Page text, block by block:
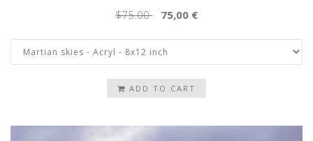
$75.00 75,00 €
ADD TO CART